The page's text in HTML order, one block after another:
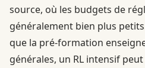
source, où les budgets de
généralement bien plus
que la pré-formation
générales, un RL intensif peut